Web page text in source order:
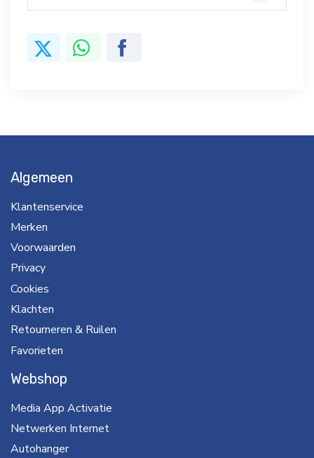
Algemeen
Klantenservice
Merken
Voorwaarden
Privacy
Cookies
Klachten
Retourneren & Ruilen
Favorieten
Webshop
Media App Activatie
Netwerken Internet
Autohanger